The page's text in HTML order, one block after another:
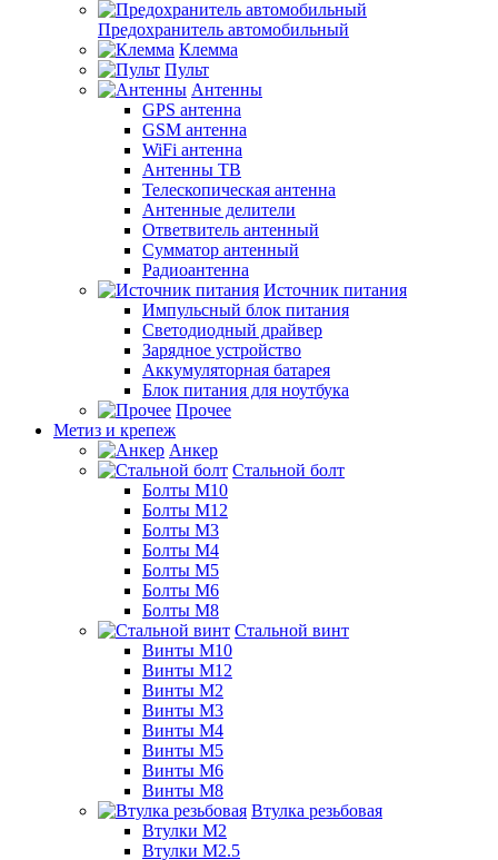
Предохранитель автомобильный
Клемма
Пульт
Антенны
GPS антенна
GSM антенна
WiFi антенна
Антенны ТВ
Телескопическая антенна
Антенные делители
Ответвитель антенный
Сумматор антенный
Радиоантенна
Источник питания
Импульсный блок питания
Светодиодный драйвер
Зарядное устройство
Аккумуляторная батарея
Блок питания для ноутбука
Прочее
Метиз и крепеж
Анкер
Стальной болт
Болты М10
Болты М12
Болты М3
Болты М4
Болты М5
Болты М6
Болты М8
Стальной винт
Винты М10
Винты М12
Винты М2
Винты М3
Винты М4
Винты М5
Винты М6
Винты М8
Втулка резьбовая
Втулки М2
Втулки М2.5